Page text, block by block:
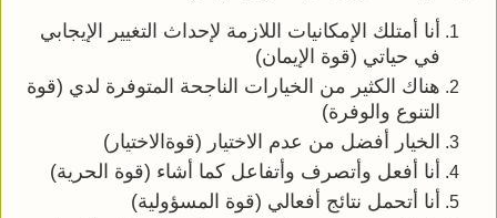
أنا أمتلك الإمكانيات اللازمة لإحداث التغيير الإيجابي
في حياتي (قوة الإيمان)
هناك الكثير من الخيارات الناجحة المتوفرة لدي (قوة
التنوع والوفرة)
الخيار أفضل من عدم الاختيار (قوةالاختيار)
أنا أفعل وأتصرف وأتفاعل كما أشاء (قوة الحرية)
أنا أتحمل نتائج أفعالي (قوة المسؤولية)